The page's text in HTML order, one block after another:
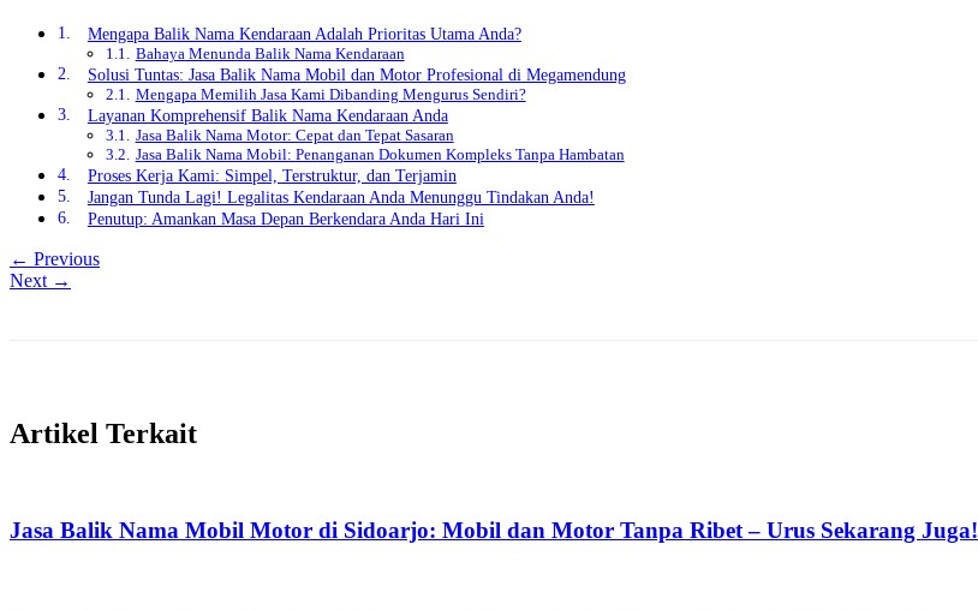
Mengapa Balik Nama Kendaraan Adalah Prioritas Utama Anda?
Bahaya Menunda Balik Nama Kendaraan
Solusi Tuntas: Jasa Balik Nama Mobil dan Motor Profesional di Megamendung
Mengapa Memilih Jasa Kami Dibanding Mengurus Sendiri?
Layanan Komprehensif Balik Nama Kendaraan Anda
Jasa Balik Nama Motor: Cepat dan Tepat Sasaran
Jasa Balik Nama Mobil: Penanganan Dokumen Kompleks Tanpa Hambatan
Proses Kerja Kami: Simpel, Terstruktur, dan Terjamin
Jangan Tunda Lagi! Legalitas Kendaraan Anda Menunggu Tindakan Anda!
Penutup: Amankan Masa Depan Berkendara Anda Hari Ini
← Previous
Next →
Artikel Terkait
Jasa Balik Nama Mobil Motor di Sidoarjo: Mobil dan Motor Tanpa Ribet – Urus Sekarang Juga!